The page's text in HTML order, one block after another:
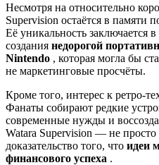
Несмотря на относительно
Supervision остаётся в памяти
Её уникальность заключается
создания недорогой
Nintendo , которая могла бы
не маркетинговые просчёты.
Кроме того, интерес к ретро-
Фанаты собирают редкие
современные нужды и
Watara Supervision — не
доказательство того, что идеи
финансового успеха .